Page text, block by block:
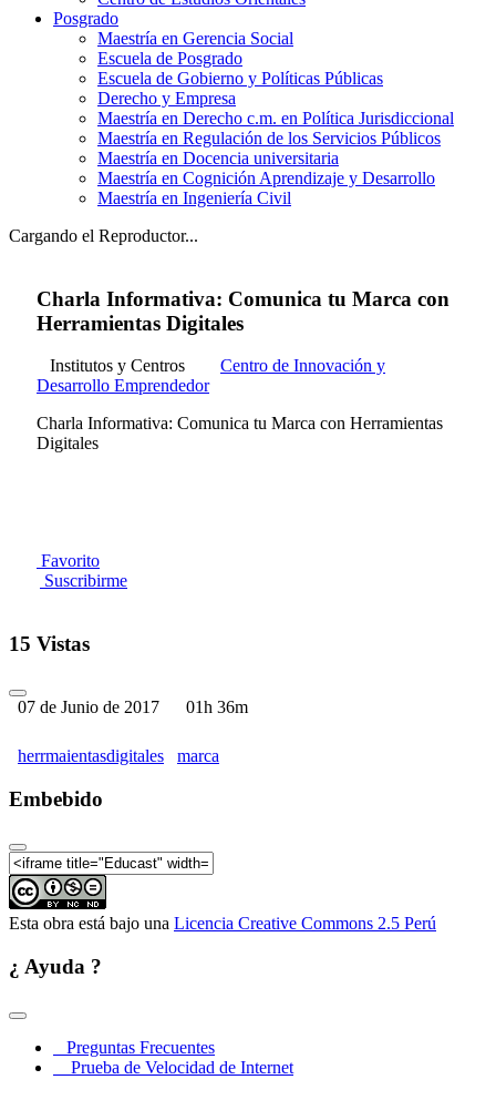
Posgrado
Maestría en Gerencia Social
Escuela de Posgrado
Escuela de Gobierno y Políticas Públicas
Derecho y Empresa
Maestría en Derecho c.m. en Política Jurisdiccional
Maestría en Regulación de los Servicios Públicos
Maestría en Docencia universitaria
Maestría en Cognición Aprendizaje y Desarrollo
Maestría en Ingeniería Civil
Cargando el Reproductor...
Charla Informativa: Comunica tu Marca con
Herramientas Digitales
Institutos y Centros
Centro de Innovación y
Desarrollo Emprendedor
Charla Informativa: Comunica tu Marca con Herramientas
Digitales
Favorito
Suscribirme
15 Vistas
07 de Junio de 2017 01h 36m
herrmaientasdigitales marca
Embebido
Esta obra está bajo una Licencia Creative Commons 2.5 Perú
¿ Ayuda ?
Preguntas Frecuentes
Prueba de Velocidad de Internet